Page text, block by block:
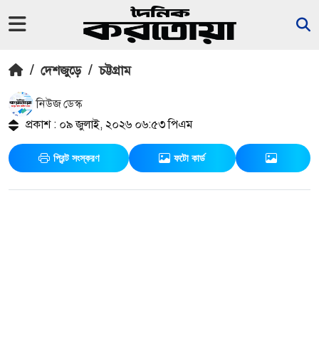
/ দেশজুড়ে / চট্টগ্রাম
নিউজ ডেস্ক
প্রকাশ : ০৯ জুলাই, ২০২৬ ০৬:৫৩ পিএম
প্রিন্ট সংস্করণ ফটো কার্ড